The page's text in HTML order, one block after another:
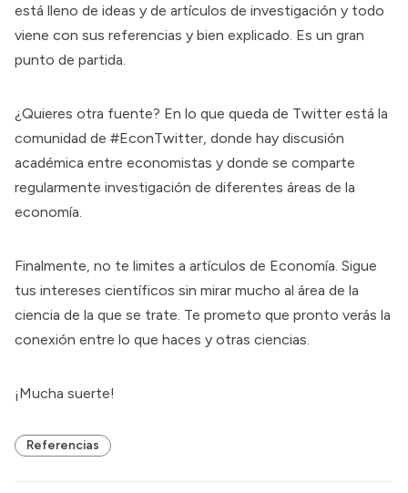
está lleno de ideas y de artículos de investigación y todo
viene con sus referencias y bien explicado. Es un gran
punto de partida.
¿Quieres otra fuente? En lo que queda de Twitter está la
comunidad de #EconTwitter, donde hay discusión
académica entre economistas y donde se comparte
regularmente investigación de diferentes áreas de la
economía.
Finalmente, no te limites a artículos de Economía. Sigue
tus intereses científicos sin mirar mucho al área de la
ciencia de la que se trate. Te prometo que pronto verás la
conexión entre lo que haces y otras ciencias.
¡Mucha suerte!
Referencias